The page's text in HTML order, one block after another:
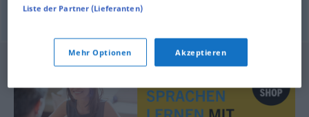
Liste der Partner (Lieferanten)
Mehr Optionen Akzeptieren